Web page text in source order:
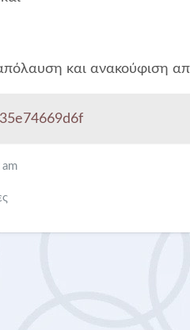
και ανακούφιση